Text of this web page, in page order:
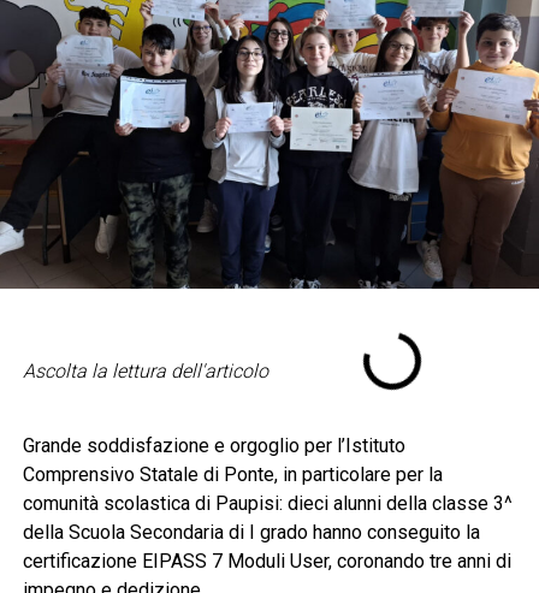
Ascolta la lettura dell'articolo
Grande soddisfazione e orgoglio per l’Istituto
Comprensivo Statale di Ponte, in particolare per la
comunità scolastica di Paupisi: dieci alunni della classe 3^
della Scuola Secondaria di I grado hanno conseguito la
certificazione EIPASS 7 Moduli User, coronando tre anni di